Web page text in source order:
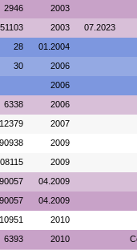
2946 2003
2003 07.2023
28 01.2004
30 2006
2006
6338 2006
2007
2009
2009
90057 04.2009
90057 04.2009
2010
6393 2010